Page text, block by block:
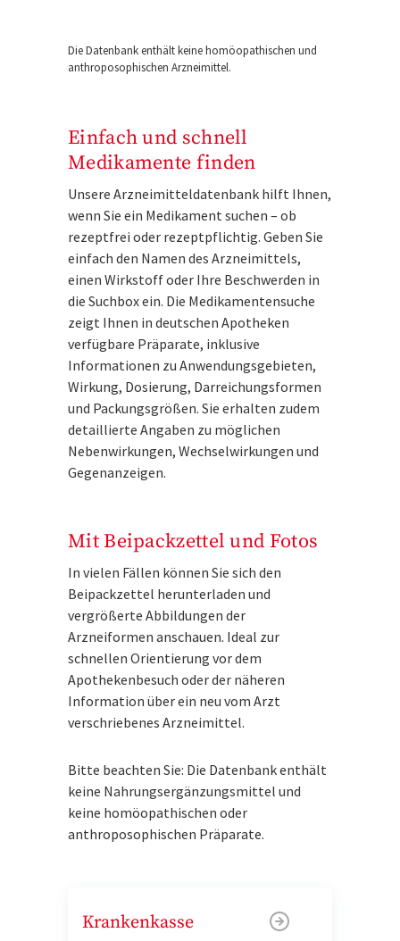
Die Datenbank enthält keine homöopathischen und
anthroposophischen Arzneimittel.
Einfach und schnell
Medikamente finden
Unsere Arzneimitteldatenbank hilft Ihnen,
wenn Sie ein Medikament suchen – ob
rezeptfrei oder rezeptpflichtig. Geben Sie
einfach den Namen des Arzneimittels,
einen Wirkstoff oder Ihre Beschwerden in
die Suchbox ein. Die Medikamentensuche
zeigt Ihnen in deutschen Apotheken
verfügbare Präparate, inklusive
Informationen zu Anwendungsgebieten,
Wirkung, Dosierung, Darreichungsformen
und Packungsgrößen. Sie erhalten zudem
detaillierte Angaben zu möglichen
Nebenwirkungen, Wechselwirkungen und
Gegenanzeigen.
Mit Beipackzettel und Fotos
In vielen Fällen können Sie sich den
Beipackzettel herunterladen und
vergrößerte Abbildungen der
Arzneiformen anschauen. Ideal zur
schnellen Orientierung vor dem
Apothekenbesuch oder der näheren
Information über ein neu vom Arzt
verschriebenes Arzneimittel.
Bitte beachten Sie: Die Datenbank enthält
keine Nahrungsergänzungsmittel und
keine homöopathischen oder
anthroposophischen Präparate.
Krankenkasse